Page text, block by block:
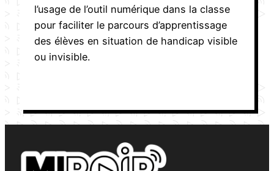
l’usage de l’outil numérique dans la classe
pour faciliter le parcours d’apprentissage
des élèves en situation de handicap visible
ou invisible.